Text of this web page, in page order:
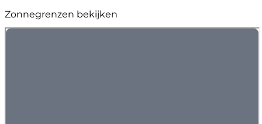
Zonnegrenzen bekijken